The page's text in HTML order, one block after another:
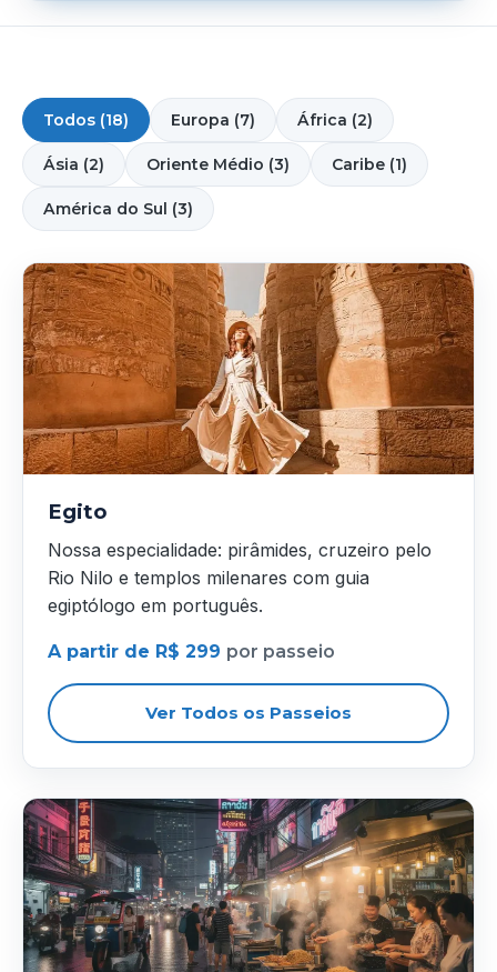
Todos (18) Europa (7) África (2)
Ásia (2) Oriente Médio (3) Caribe (1)
América do Sul (3)
Egito
Nossa especialidade: pirâmides, cruzeiro pelo
Rio Nilo e templos milenares com guia
egiptólogo em português.
A partir de R$ 299 por passeio
Ver Todos os Passeios